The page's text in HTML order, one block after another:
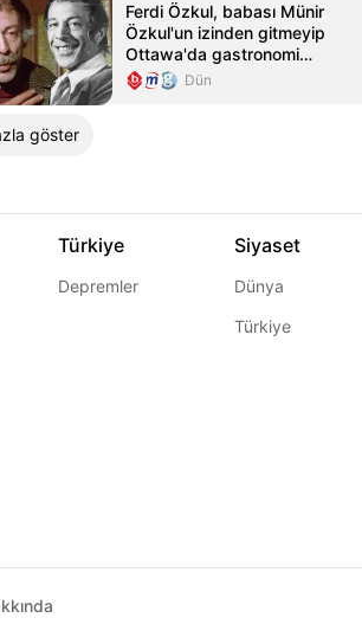
Ferdi Özkul, babası Münir
Özkul'un izinden gitmeyip
Ottawa'da gastronomi
yolculuğuna başladı
Dün
göster
Türkiye
Depremler
Siyaset
Dünya
Türkiye